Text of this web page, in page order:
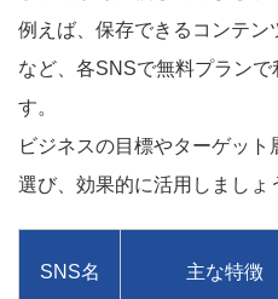
例えば、保存できるコンテ
など、各SNSで無料プラン
す。
ビジネスの目標やターゲッ
選び、効果的に活用しましょ
SNS名 主な特徴